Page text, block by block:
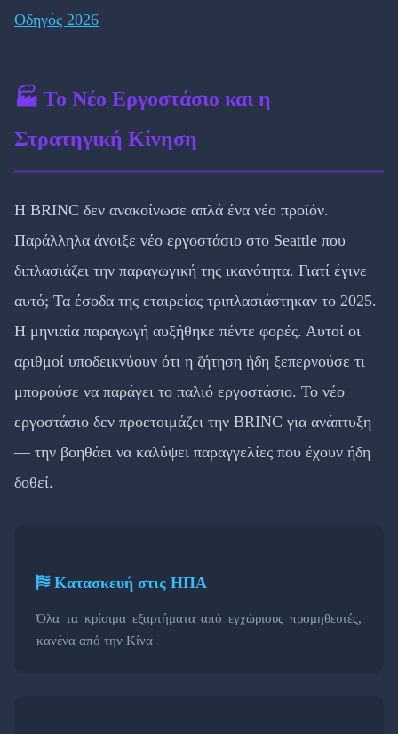
Οδηγός 2026
🏭 Το Νέο Εργοστάσιο και η
Στρατηγική Κίνηση
Η BRINC δεν ανακοίνωσε απλά ένα νέο προϊόν.
Παράλληλα άνοιξε νέο εργοστάσιο στο Seattle που
διπλασιάζει την παραγωγική της ικανότητα. Γιατί έγινε
αυτό; Τα έσοδα της εταιρείας τριπλασιάστηκαν το 2025.
Η μηνιαία παραγωγή αυξήθηκε πέντε φορές. Αυτοί οι
αριθμοί υποδεικνύουν ότι η ζήτηση ήδη ξεπερνούσε τι
μπορούσε να παράγει το παλιό εργοστάσιο. Το νέο
εργοστάσιο δεν προετοιμάζει την BRINC για ανάπτυξη
— την βοηθάει να καλύψει παραγγελίες που έχουν ήδη
δοθεί.
Κατασκευή στις ΗΠΑ
Όλα τα κρίσιμα εξαρτήματα από εγχώριους προμηθευτές,
κανένα από την Κίνα